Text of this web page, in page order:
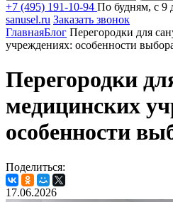
+7 (495) 191-10-94 По будням, с 9
sanusel.ru Заказать звонок
ГлавнаяБлог Перегородки для
учреждениях: особенности
Перегородки
медицинских
особенности
Поделиться:
17.06.2026